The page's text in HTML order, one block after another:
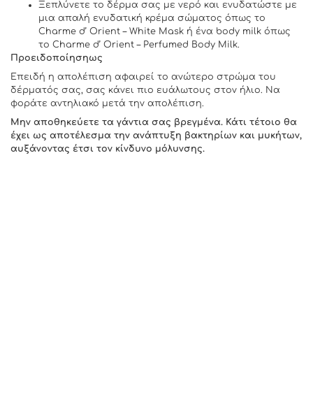
Ξεπλύνετε το δέρμα σας με νερό και ενυδατώστε με
μια απαλή ενυδατική κρέμα σώματος όπως το
Charme d’ Orient – White Mask ή ένα body milk όπως
το Charme d’ Orient – Perfumed Body Milk.
Προειδοποίησηως
Επειδή η απολέπιση αφαιρεί το ανώτερο στρώμα του
δέρματός σας, σας κάνει πιο ευάλωτους στον ήλιο. Να
φοράτε αντηλιακό μετά την απολέπιση.
Μην αποθηκεύετε τα γάντια σας βρεγμένα. Κάτι τέτοιο θα
έχει ως αποτέλεσμα την ανάπτυξη βακτηρίων και μυκήτων,
αυξάνοντας έτσι τον κίνδυνο μόλυνσης.